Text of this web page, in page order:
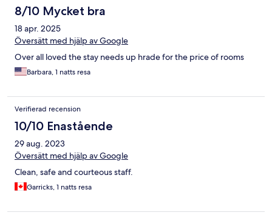
8/10 Mycket bra
18 apr. 2025
Översätt med hjälp av Google
Over all loved the stay needs up hrade for the price of rooms
Barbara, 1 natts resa
Verifierad recension
10/10 Enastående
29 aug. 2023
Översätt med hjälp av Google
Clean, safe and courteous staff.
Garricks, 1 natts resa